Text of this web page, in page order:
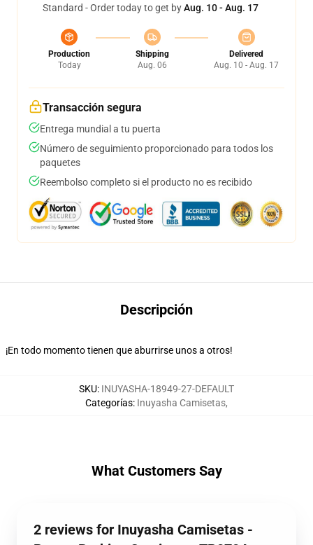
Standard - Order today to get byAug. 10 - Aug. 17
Production
Today
Shipping
Aug. 06
Delivered
Aug. 10 - Aug. 17
Transacción segura
Entrega mundial a tu puerta
Número de seguimiento proporcionado para todos los
paquetes
Reembolso completo si el producto no es recibido
Descripción
¡En todo momento tienen que aburrirse unos a otros!
SKU: INUYASHA-18949-27-DEFAULT
Categorías: Inuyasha Camisetas,
What Customers Say
2 reviews for Inuyasha Camisetas -